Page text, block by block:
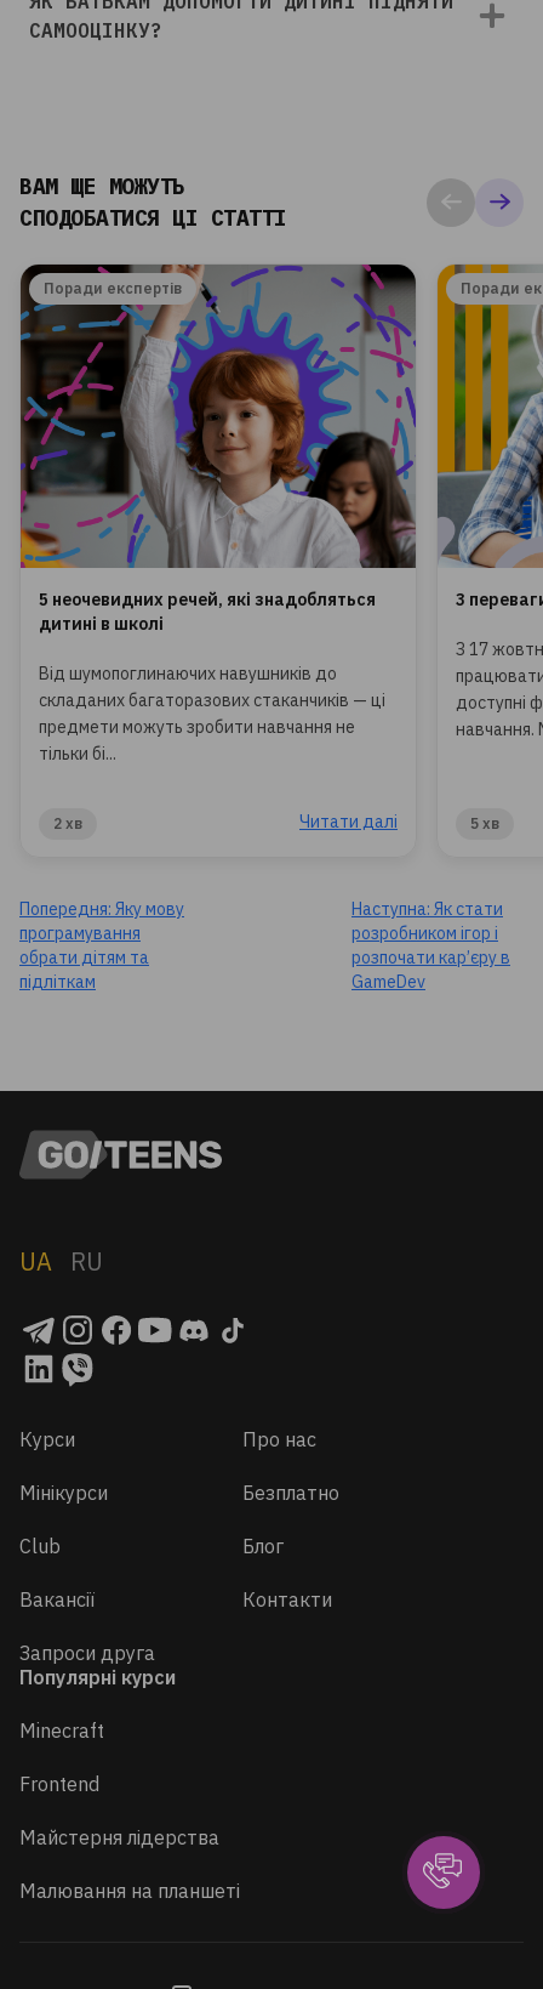
САМООЦІНКУ?
ВАМ ЩЕ МОЖУТЬ
СПОДОБАТИСЯ ЦІ СТАТТІ
Поради експертів
5 неочевидних речей, які знадобляться
дитині в школі
Від шумопоглинаючих навушників до
складаних багаторазових стаканчиків — ці
предмети можуть зробити навчання не
тільки бі...
2 хв Читати далі
Поради
3
З 17
доступні
навчання.
5 хв
Попередня: Яку мову
програмування
обрати дітям та
підліткам
Наступна: Як стати
розробником ігор і
розпочати кар’єру в
GameDev
UA RU
Курси
Мінікурси
Club
Вакансії
Запроси друга
Про нас
Безплатно
Блог
Контакти
Популярні курси
Minecraft
Frontend
Майстерня лідерства
Малювання на планшеті